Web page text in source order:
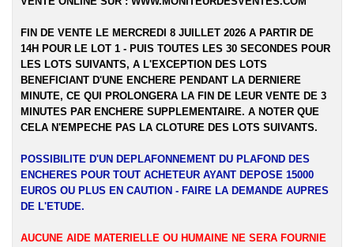
FIN DE VENTE LE MERCREDI 8 JUILLET 2026 A PARTIR DE
14H POUR LE LOT 1 - PUIS TOUTES LES 30 SECONDES POUR
LES LOTS SUIVANTS, A L'EXCEPTION DES LOTS
BENEFICIANT D'UNE ENCHERE PENDANT LA DERNIERE
MINUTE, CE QUI PROLONGERA LA FIN DE LEUR VENTE DE 3
MINUTES PAR ENCHERE SUPPLEMENTAIRE. A NOTER QUE
CELA N'EMPECHE PAS LA CLOTURE DES LOTS SUIVANTS.
POSSIBILITE D'UN DEPLAFONNEMENT DU PLAFOND DES
ENCHERES POUR TOUT ACHETEUR AYANT DEPOSE 15000
EUROS OU PLUS EN CAUTION - FAIRE LA DEMANDE AUPRES
DE L'ETUDE.
AUCUNE AIDE MATERIELLE OU HUMAINE NE SERA FOURNIE